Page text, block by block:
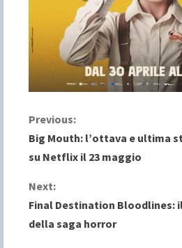
C
o
n
t
Previous:
Big Mouth: l’ottava e ultima
su Netflix il 23 maggio
Next:
Final Destination Bloodlines:
della saga horror